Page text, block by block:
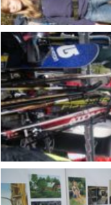
19.10.2011
11.10
JURA